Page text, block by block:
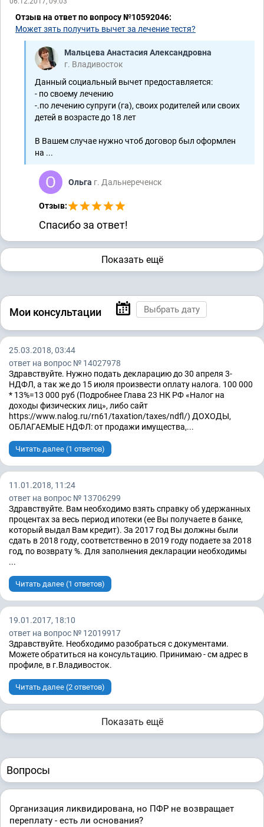
Отзыв на ответ по вопросу №10592046:
Может зять получить вычет за лечение тестя?
Мальцева Анастасия Александровна
г. Владивосток
Данный социальный вычет предоставляется:
- по своему лечению
-.по лечению супруги (га), своих родителей или своих
детей в возрасте до 18 лет
В Вашем случае нужно чтоб договор был оформлен
на ...
Ольга г. Дальнереченск
Отзыв:
Спасибо за ответ!
Показать ещё
Мои консультации
25.03.2018, 03:44
ответ на вопрос № 14027978
Здравствуйте. Нужно подать декларацию до 30 апреля 3-
НДФЛ, а так же до 15 июля произвести оплату налога. 100 000
* 13%=13 000 руб (Подробнее Глава 23 НК РФ «Налог на
доходы физических лиц», либо сайт
https://www.nalog.ru/rn61/taxation/taxes/ndfl/) ДОХОДЫ,
ОБЛАГАЕМЫЕ НДФЛ: от продажи имущества,...
Читать далее (1 ответов)
11.01.2018, 11:24
ответ на вопрос № 13706299
Здравствуйте. Вам необходимо взять справку об удержанных
процентах за весь период ипотеки (ее Вы получаете в банке,
который выдал Вам кредит). За 2017 год Вы должны были
сдать в 2018 году, соответственно в 2019 году подаете за 2018
год, по возврату %. Для заполнения декларации необходимы
...
Читать далее (1 ответов)
19.01.2017, 18:10
ответ на вопрос № 12019917
Здравствуйте. Необходимо разобраться с документами.
Можете обратиться на консультацию. Принимаю - см адрес в
профиле, в г.Владивосток.
Читать далее (2 ответов)
Показать ещё
Вопросы
Организация ликвидирована, но ПФР не возвращает
переплату - есть ли основания?